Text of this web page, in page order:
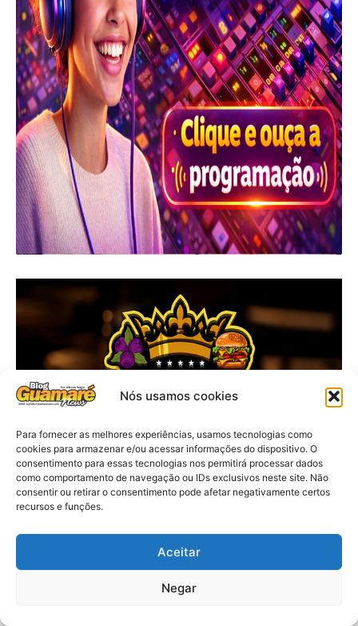
Nós usamos cookies
Para fornecer as melhores experiências, usamos tecnologias como
cookies para armazenar e/ou acessar informações do dispositivo. O
consentimento para essas tecnologias nos permitirá processar dados
como comportamento de navegação ou IDs exclusivos neste site. Não
consentir ou retirar o consentimento pode afetar negativamente certos
recursos e funções.
Aceitar
Negar